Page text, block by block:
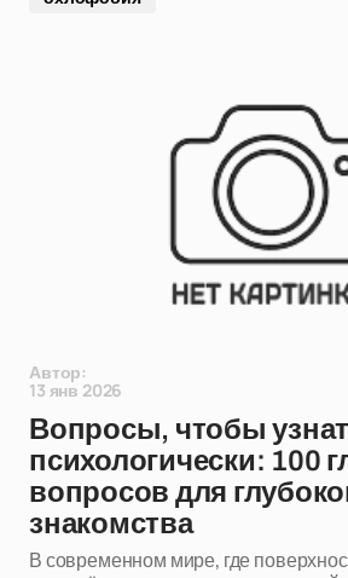
Автор:
13 янв 2026
Вопросы, чтобы
психологически: 100
вопросов для
знакомства
В современном мире, где